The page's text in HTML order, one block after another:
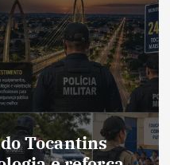
preserva
identidade de